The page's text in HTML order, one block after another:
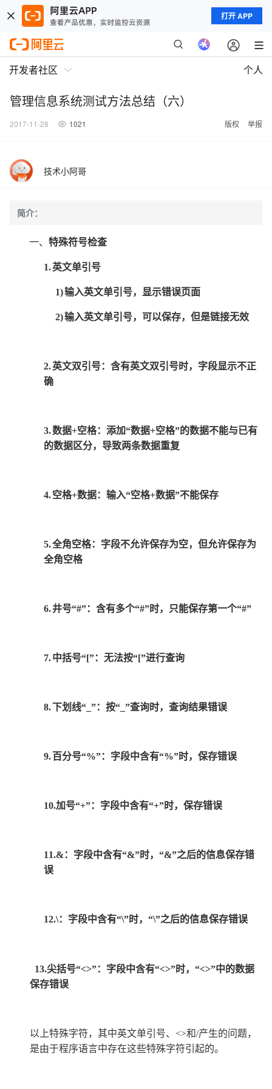
打开 APP
开发者社区 个人
管理信息系统测试方法总结（六）
2017-11-28 1021 版权 举报
技术小阿哥
简介：
一、 特殊符号检查
1.英文单引号
1)输入英文单引号，显示错误页面
2)输入英文单引号，可以保存，但是链接无效
2.英文双引号：含有英文双引号时，字段显示不正
确
3.数据+空格：添加“数据+空格”的数据不能与已有
的数据区分，导致两条数据重复
4.空格+数据：输入“空格+数据”不能保存
5.全角空格：字段不允许保存为空，但允许保存为
全角空格
6.井号“#”：含有多个“#”时，只能保存第一个“#”
7.中括号“[”：无法按“[”进行查询
8.下划线“_”：按“_”查询时，查询结果错误
9.百分号“%”：字段中含有“%”时，保存错误
10.加号“+”：字段中含有“+”时，保存错误
11.& ：字段中含有“&”时，“&”之后的信息保存错
误
12.\：字段中含有“\”时，“\”之后的信息保存错误
13.尖括号“<>”：字段中含有“<>”时，“<>”中的数据
保存错误
以上特殊字符，其中英文单引号、<>和/产生的问题，
是由于程序语言中存在这些特殊字符引起的。